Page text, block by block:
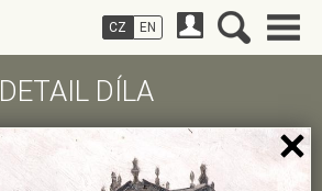
DETAIL DÍLA
CZ EN